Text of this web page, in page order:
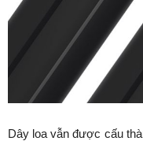
Dây loa vẫn được cấu